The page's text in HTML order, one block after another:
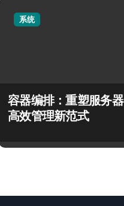
系统
容器编排：重塑服务器
高效管理新范式